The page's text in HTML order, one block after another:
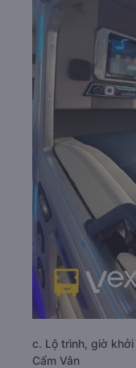
c. Lộ trình, giờ
Cẩm Vân